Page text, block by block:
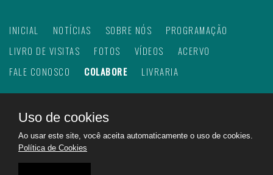
INICIAL NOTÍCIAS SOBRE NÓS
PROGRAMAÇÃO
LIVRO DE VISITAS
FOTOS VÍDEOS
ACERVO
FALE CONOSCO
COLABORE LIVRARIA
2026Web Rádio Fraternidade. Todos os direitos
reservados.
Feito com
no Brasil para todo o mundo!
Rádio Fraternidade a emissora do bem na internet.
Uso de cookies
Ao usar este site, você aceita automaticamente o uso de cookies.
Política de Cookies